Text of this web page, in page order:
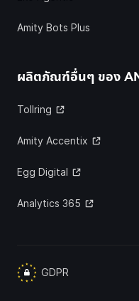
Amity Bots Plus
ผลิตภัณฑ์อื่นๆ ของ
Tollring
Amity Accentix
Egg Digital
Analytics 365
GDPR